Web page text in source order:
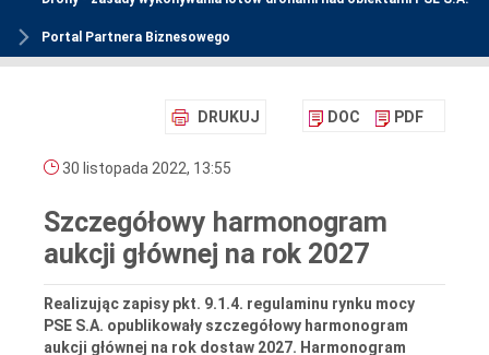
Portal Partnera Biznesowego
DRUKUJ DOC PDF
30 listopada 2022, 13:55
Szczegółowy harmonogram
aukcji głównej na rok 2027
Realizując zapisy pkt. 9.1.4. regulaminu rynku mocy
PSE S.A. opublikowały szczegółowy harmonogram
aukcji głównej na rok dostaw 2027. Harmonogram